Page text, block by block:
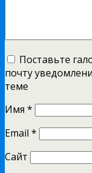
Поставьте
почту
теме
Имя *
Email *
Сайт